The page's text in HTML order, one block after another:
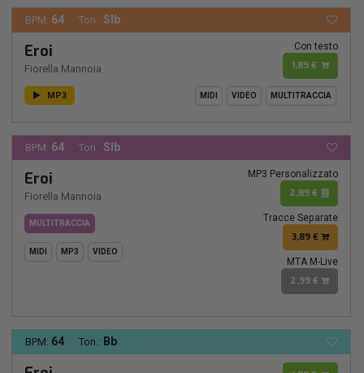
BPM: 64 Ton.: SIb
Eroi
Fiorella Mannoia
Con testo
1,89 €
MP3 MIDI VIDEO MULTITRACCIA
BPM: 64 Ton.: SIb
Eroi
Fiorella Mannoia
MULTITRACCIA
MIDI MP3 VIDEO
MP3 Personalizzato
2,89 €
Tracce Separate
3,89 €
MTA M-Live
2,99 €
BPM: 64 Ton.: Bb